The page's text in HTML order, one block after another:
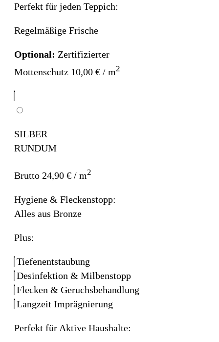
Perfekt für jeden Teppich:
Regelmäßige Frische
Optional: Zertifizierter
Mottenschutz 10,00 € / m2
SILBER
RUNDUM
Brutto 24,90 € / m2
Hygiene & Fleckenstopp:
Alles aus Bronze
Plus:
Tiefenentstaubung
Desinfektion & Milbenstopp
Flecken & Geruchsbehandlung
Langzeit Imprägnierung
Perfekt für Aktive Haushalte: